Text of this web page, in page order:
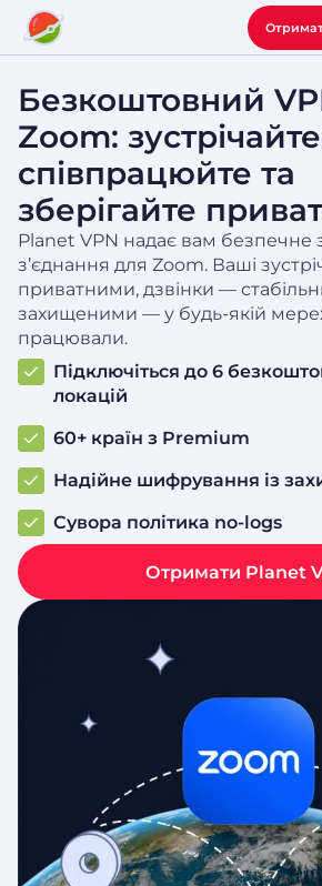
Безкоштовний
Zoom:
співпрацюйте та
зберігайте
Planet VPN надає вам
з’єднання для Zoom. Ваші
приватними, дзвінки —
захищеними — у будь-якій
працювали.
Підключіться до 6
локацій
60+ країн з Premium
Надійне шифрування із
Сувора політика no-logs
Отримати Planet